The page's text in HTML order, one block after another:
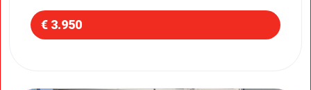
€ 3.950